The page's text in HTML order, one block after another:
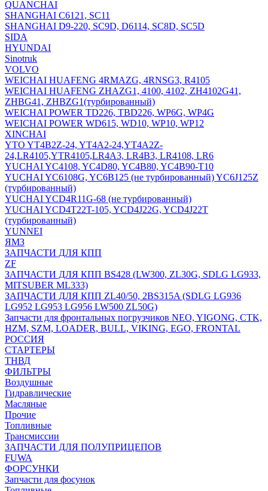
QUANCHAI
SHANGHAI C6121, SC11
SHANGHAI D9-220, SC9D, D6114, SC8D, SC5D
SIDA
HYUNDAI
Sinotruk
VOLVO
WEICHAI HUAFENG 4RMAZG, 4RNSG3, R4105
WEICHAI HUAFENG ZHAZG1, 4100, 4102, ZH4102G41,
ZHBG41, ZHBZG1(турбированный)
WEICHAI POWER TD226, TBD226, WP6G, WP4G
WEICHAI POWER WD615, WD10, WP10, WP12
XINCHAI
YTO YT4B2Z-24, YT4A2-24,YT4A2Z-
24,LR4105,YTR4105,LR4A3, LR4B3, LR4108, LR6
YUCHAI YC4108, YC4D80, YC4B80, YC4B90-T10
YUCHAI YC6108G, YC6B125 (не турбированный) YC6J125Z
(турбированный)
YUCHAI YCD4R11G-68 (не турбированный)
YUCHAI YCD4T22T-105, YCD4J22G, YCD4J22T
(турбированный)
YUNNEI
ЯМЗ
ЗАПЧАСТИ ДЛЯ КПП
ZF
ЗАПЧАСТИ ДЛЯ КПП BS428 (LW300, ZL30G, SDLG LG933,
MITSUBER ML333)
ЗАПЧАСТИ ДЛЯ КПП ZL40/50, 2BS315A (SDLG LG936
LG952 LG953 LG956 LW500 ZL50G)
Запчасти для фронтальных погрузчиков NEO, YIGONG, CTK,
HZM, SZM, LOADER, BULL, VIKING, EGO, FRONTAL
РОССИЯ
СТАРТЕРЫ
ТНВД
ФИЛЬТРЫ
Воздушные
Гидравлические
Масляные
Прочие
Топливные
Трансмиссии
ЗАПЧАСТИ ДЛЯ ПОЛУПРИЦЕПОВ
FUWA
ФОРСУНКИ
Запчасти для фосунок